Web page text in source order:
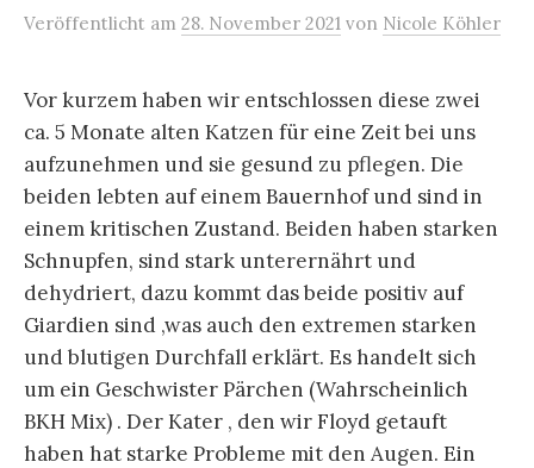
Veröffentlicht am 28. November 2021 von Nicole Köhler
Vor kurzem haben wir entschlossen diese zwei
ca. 5 Monate alten Katzen für eine Zeit bei uns
aufzunehmen und sie gesund zu pflegen. Die
beiden lebten auf einem Bauernhof und sind in
einem kritischen Zustand. Beiden haben starken
Schnupfen, sind stark unterernährt und
dehydriert, dazu kommt das beide positiv auf
Giardien sind ,was auch den extremen starken
und blutigen Durchfall erklärt. Es handelt sich
um ein Geschwister Pärchen (Wahrscheinlich
BKH Mix) . Der Kater , den wir Floyd getauft
haben hat starke Probleme mit den Augen. Ein